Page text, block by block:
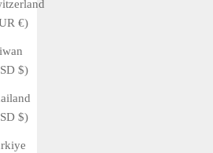
(EUR €)
(USD $)
(USD $)
purchased at our shop in 2018 We
and we happened to have the Oyster
at ou...